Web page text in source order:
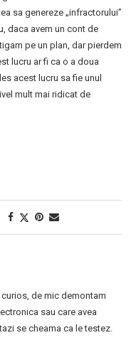
sa genereze „infractorului”
daca avem un cont de
pe un plan, dar pierdem
lucru ar fi ca o a doua
acest lucru sa fie unul
mult mai ridicat de
de mic demontam
sau care avea
se cheama ca le testez.